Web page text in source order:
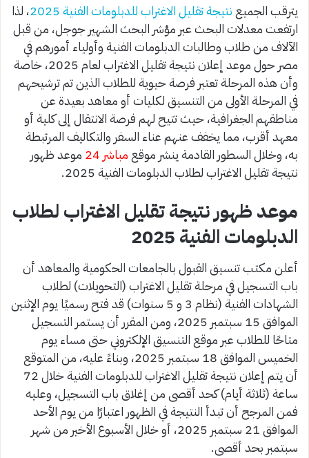
يترقب الجميع نتيجة تقليل الاغتراب للدبلومات الفنية 2025
، لذا
ارتفعت معدلات البحث عبر مؤشر البحث الشهير جوجل، من قبل
الآلاف من طلاب وطالبات الدبلومات الفنية وأولياء أمورهم في
مصر حول موعد إعلان نتيجة تقليل الاغتراب لعام 2025، خاصة
وأن هذه المرحلة تعتبر فرصة حيوية للطلاب الذين تم ترشيحهم
في المرحلة الأولى من التنسيق لكليات أو معاهد بعيدة عن
مناطقهم الجغرافية، حيث تتيح لهم فرصة الانتقال إلى كلية أو
معهد أقرب، مما يخفف عنهم عناء السفر والتكاليف المرتبطة
به، وخلال السطور القادمة ينشر موقع مباشر 24
موعد ظهور
نتيجة تقليل الاغتراب لطلاب الدبلومات الفنية 2025.
موعد ظهور نتيجة تقليل الاغتراب لطلاب
الدبلومات الفنية 2025
أعلن مكتب تنسيق القبول بالجامعات الحكومية والمعاهد أن
باب التسجيل في مرحلة تقليل الاغتراب (التحويلات) لطلاب
الشهادات الفنية (نظام 3 و 5 سنوات) قد فتح رسميًا يوم الإثنين
الموافق 15 سبتمبر 2025، ومن المقرر أن يستمر التسجيل
متاحًا للطلاب عبر موقع التنسيق الإلكتروني حتى مساء يوم
الخميس الموافق 18 سبتمبر 2025، وبناءً عليه، من المتوقع
أن يتم إعلان نتيجة تقليل الاغتراب للدبلومات الفنية خلال 72
ساعة (ثلاثة أيام) كحد أقصى من إغلاق باب التسجيل، وعليه
فمن المرجح أن تبدأ النتيجة في الظهور اعتبارًا من يوم الأحد
الموافق 21 سبتمبر 2025، أو خلال الأسبوع الأخير من شهر
سبتمبر بحد أقصى.